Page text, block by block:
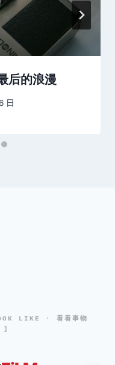
后的浪漫
日
LIKE · 看看事物
]